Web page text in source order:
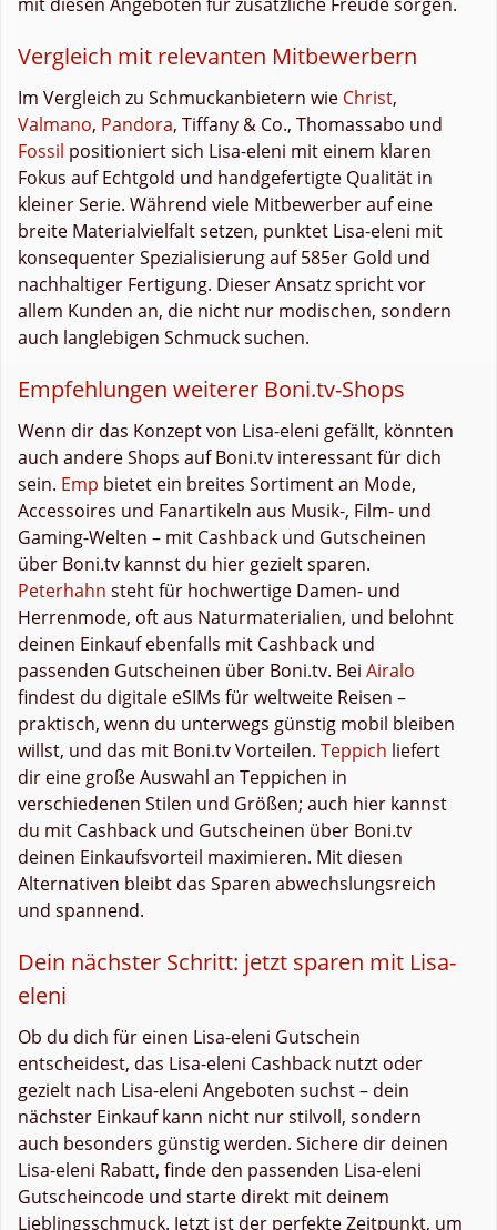
Vergleich mit relevanten Mitbewerbern
Im Vergleich zu Schmuckanbietern wie Christ,
Valmano, Pandora, Tiffany & Co., Thomassabo und
Fossil positioniert sich Lisa-eleni mit einem klaren
Fokus auf Echtgold und handgefertigte Qualität in
kleiner Serie. Während viele Mitbewerber auf eine
breite Materialvielfalt setzen, punktet Lisa-eleni mit
konsequenter Spezialisierung auf 585er Gold und
nachhaltiger Fertigung. Dieser Ansatz spricht vor
allem Kunden an, die nicht nur modischen, sondern
auch langlebigen Schmuck suchen.
Empfehlungen weiterer Boni.tv-Shops
Wenn dir das Konzept von Lisa-eleni gefällt, könnten
auch andere Shops auf Boni.tv interessant für dich
sein. Emp bietet ein breites Sortiment an Mode,
Accessoires und Fanartikeln aus Musik-, Film- und
Gaming-Welten – mit Cashback und Gutscheinen
über Boni.tv kannst du hier gezielt sparen.
Peterhahn steht für hochwertige Damen- und
Herrenmode, oft aus Naturmaterialien, und belohnt
deinen Einkauf ebenfalls mit Cashback und
passenden Gutscheinen über Boni.tv. Bei Airalo
findest du digitale eSIMs für weltweite Reisen –
praktisch, wenn du unterwegs günstig mobil bleiben
willst, und das mit Boni.tv Vorteilen. Teppich liefert
dir eine große Auswahl an Teppichen in
verschiedenen Stilen und Größen; auch hier kannst
du mit Cashback und Gutscheinen über Boni.tv
deinen Einkaufsvorteil maximieren. Mit diesen
Alternativen bleibt das Sparen abwechslungsreich
und spannend.
Dein nächster Schritt: jetzt sparen mit Lisa-
eleni
Ob du dich für einen Lisa-eleni Gutschein
entscheidest, das Lisa-eleni Cashback nutzt oder
gezielt nach Lisa-eleni Angeboten suchst – dein
nächster Einkauf kann nicht nur stilvoll, sondern
auch besonders günstig werden. Sichere dir deinen
Lisa-eleni Rabatt, finde den passenden Lisa-eleni
Gutscheincode und starte direkt mit deinem
Lieblingsschmuck. Jetzt ist der perfekte Zeitpunkt, um